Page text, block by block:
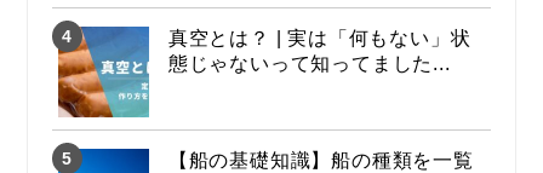
真空とは？ | 実は「何もない」状
態じゃないって知ってました...
【船の基礎知識】船の種類を一覧